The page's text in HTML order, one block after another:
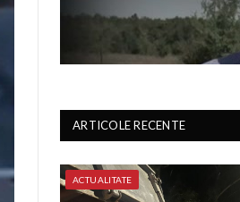
ARTICOLE RECENTE
ACTUALITATE